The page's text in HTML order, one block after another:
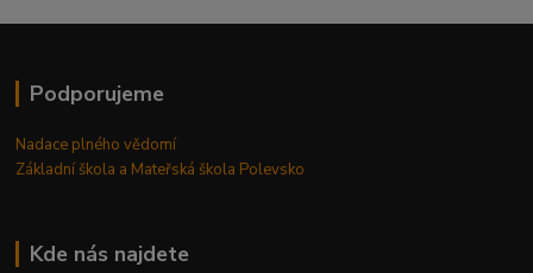
Podporujeme
Nadace plného vědomí
Základní škola a Mateřská škola Polevsko
Kde nás najdete